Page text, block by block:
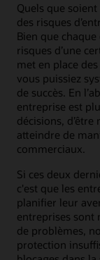
Quels que
des risques
Bien que
risques d’une
met en place
vous puissiez
de succès. En
entreprise est
décisions,
atteindre de
commerciaux.
Si ces deux
c'est que les
planifier leur
entreprises sont
de problèmes,
protection